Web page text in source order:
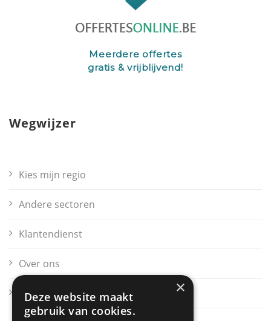
Meerdere offertes
gratis & vrijblijvend!
Wegwijzer
Kies mijn regio
Andere sectoren
Klantendienst
Over ons
Contact ×
Deze website maakt
gebruik van cookies.